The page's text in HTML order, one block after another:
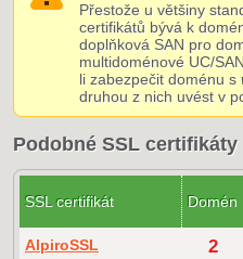
Přestože u většiny
certifikátů bývá k
doplňková SAN pro
multidoménové UC/
li zabezpečit doménu s
druhou z nich uvést v
Podobné SSL certifikáty
SSL certifikát Domén
AlpiroSSL
2